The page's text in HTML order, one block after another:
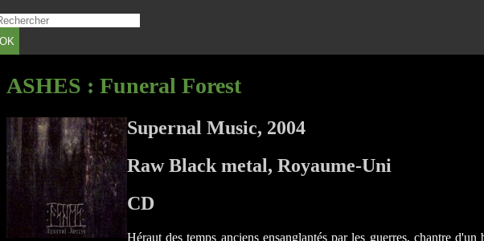
OK
ASHES : Funeral Forest
Supernal Music, 2004
Raw Black metal, Royaume-Uni
CD
Héraut des temps anciens ensanglantés par les guerres, chantre